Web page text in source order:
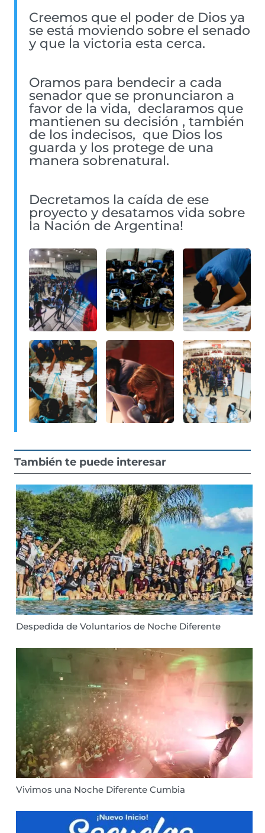
Creemos que el poder de Dios ya
se está moviendo sobre el senado
y que la victoria esta cerca.
Oramos para bendecir a cada
senador que se pronunciaron a
favor de la vida, declaramos que
mantienen su decisión , también
de los indecisos, que Dios los
guarda y los protege de una
manera sobrenatural.
Decretamos la caída de ese
proyecto y desatamos vida sobre
la Nación de Argentina!
También te puede interesar
Despedida de Voluntarios de Noche Diferente
Vivimos una Noche Diferente Cumbia